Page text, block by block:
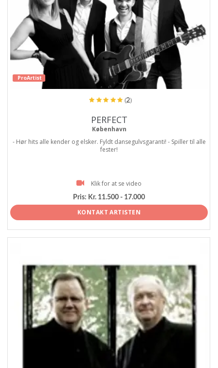
ProArtist
(2)
PERFECT
København
- Hør hits alle kender og elsker. Fyldt dansegulvsgaranti! - Spiller til alle
fester!
Klik for at se video
Pris: Kr. 11.500 - 17.000
KONTAKT ARTISTEN